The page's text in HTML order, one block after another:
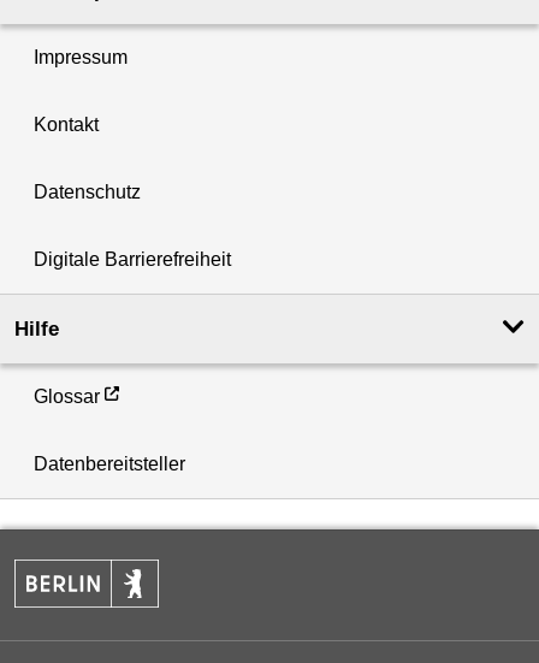
Impressum
Kontakt
Datenschutz
Digitale Barrierefreiheit
Hilfe
Glossar
Datenbereitsteller